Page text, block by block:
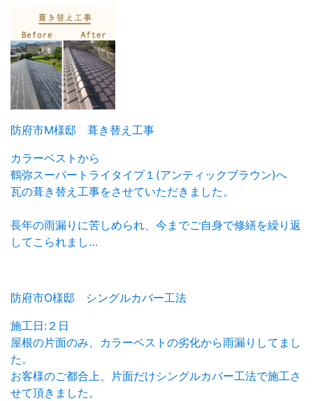
防府市M様邸 葺き替え工事
カラーベストから
鶴弥スーパートライタイプ１(アンティックブラウン)へ
瓦の葺き替え工事をさせていただきました。
長年の雨漏りに苦しめられ、今までご自身で修繕を繰り返
してこられまし…
防府市O様邸 シングルカバー工法
施工日:２日
屋根の片面のみ、カラーベストの劣化から雨漏りしてまし
た。
お客様のご都合上、片面だけシングルカバー工法で施工さ
せて頂きました。